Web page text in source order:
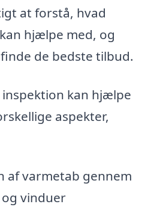
at forstå, hvad
hjælpe med, og
de bedste tilbud.
kan hjælpe
aspekter,
af varmetab gennem
vinduer